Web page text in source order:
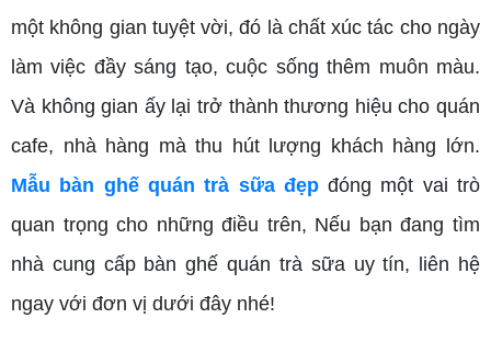
một không gian tuyệt vời, đó là chất xúc tác cho ngày
làm việc đầy sáng tạo, cuộc sống thêm muôn màu.
Và không gian ấy lại trở thành thương hiệu cho quán
cafe, nhà hàng mà thu hút lượng khách hàng lớn.
Mẫu bàn ghế quán trà sữa đẹpđóng một vai trò
quan trọng cho những điều trên, Nếu bạn đang tìm
nhà cung cấp bàn ghế quán trà sữa uy tín, liên hệ
ngay với đơn vị dưới đây nhé!